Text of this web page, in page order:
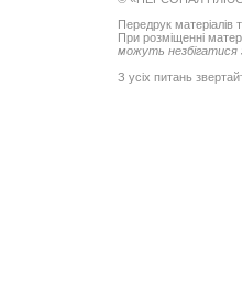
Передрук матеріалів
При розміщенні
можуть незбігатися з
З усіх питань